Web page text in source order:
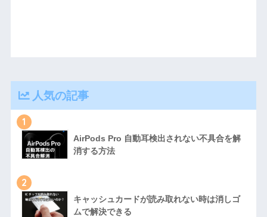
人気の記事
1
AirPods Pro 自動耳検出されない不具合を解
消する方法
2
キャッシュカードが読み取れない時は消しゴ
ムで解決できる